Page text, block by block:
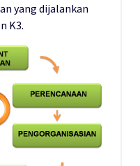
yang dijalankan
K3.